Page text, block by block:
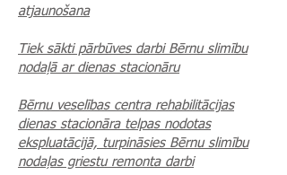
atjaunošana
Tiek sākti pārbūves darbi Bērnu slimību
nodaļā ar dienas stacionāru
Bērnu veselības centra rehabilitācijas
dienas stacionāra telpas nodotas
ekspluatācijā, turpināsies Bērnu slimību
nodaļas griestu remonta darbi